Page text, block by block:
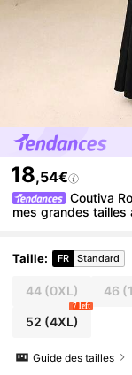
18,54€
Coutiva
mes grandes tailles
taille à manches
Taille: FR Standard
44(0XL) 46
52 (4XL)
7 left
Guide des tailles